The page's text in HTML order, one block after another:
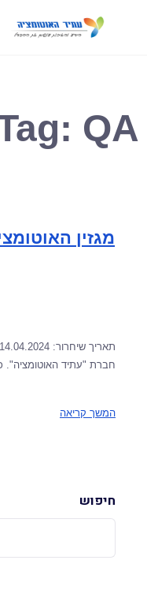
QA
מגזין
חברת "עתיד
המשך קריאה
חיפוש